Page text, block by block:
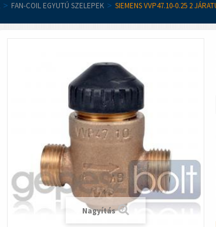
> FAN-COIL EGYUTÚ SZELEPEK > SIEMENS VVP47.10-0.25 2
Nagyítás